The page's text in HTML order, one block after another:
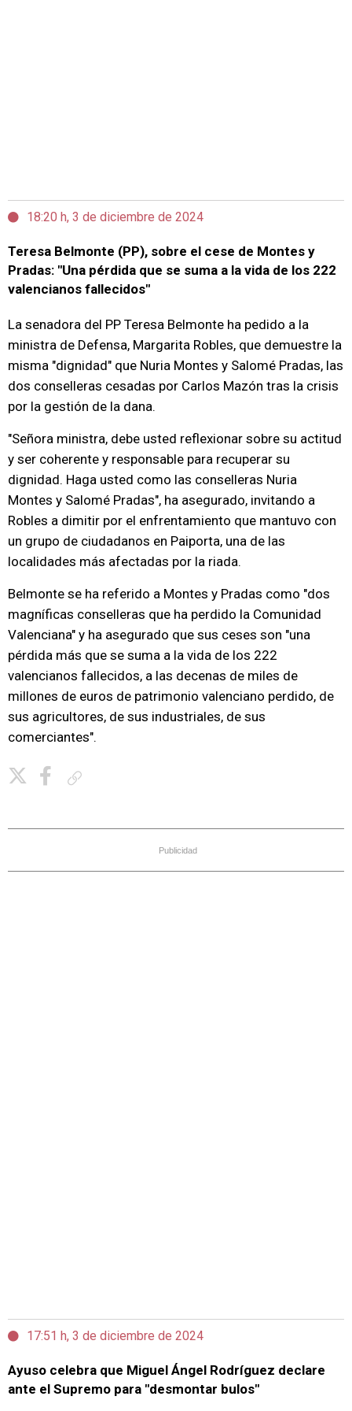
18:20 h, 3 de diciembre de 2024
Teresa Belmonte (PP), sobre el cese de Montes y
Pradas: "Una pérdida que se suma a la vida de los 222
valencianos fallecidos"
La senadora del PP Teresa Belmonte ha pedido a la
ministra de Defensa, Margarita Robles, que demuestre la
misma "dignidad" que Nuria Montes y Salomé Pradas, las
dos conselleras cesadas por Carlos Mazón tras la crisis
por la gestión de la dana.
"Señora ministra, debe usted reflexionar sobre su actitud
y ser coherente y responsable para recuperar su
dignidad. Haga usted como las conselleras Nuria
Montes y Salomé Pradas", ha asegurado, invitando a
Robles a dimitir por el enfrentamiento que mantuvo con
un grupo de ciudadanos en Paiporta, una de las
localidades más afectadas por la riada.
Belmonte se ha referido a Montes y Pradas como "dos
magníficas conselleras que ha perdido la Comunidad
Valenciana" y ha asegurado que sus ceses son "una
pérdida más que se suma a la vida de los 222
valencianos fallecidos, a las decenas de miles de
millones de euros de patrimonio valenciano perdido, de
sus agricultores, de sus industriales, de sus
comerciantes".
Publicidad
17:51 h, 3 de diciembre de 2024
Ayuso celebra que Miguel Ángel Rodríguez declare
ante el Supremo para "desmontar bulos"